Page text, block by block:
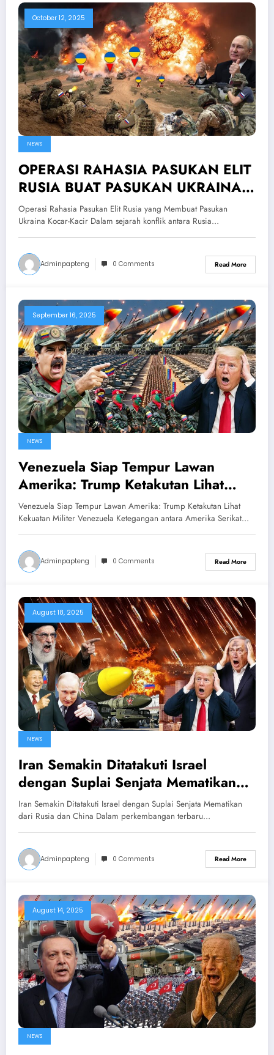
October 12, 2025
NEWS
OPERASI RAHASIA PASUKAN ELIT
RUSIA BUAT PASUKAN UKRAINA
KOCAR-KACIR! Kemampuan FSB
Rusia Mematikan
Operasi Rahasia Pasukan Elit Rusia yang Membuat Pasukan
Ukraina Kocar-Kacir Dalam sejarah konflik antara Rusia…
Adminpapteng 0 Comments Read More
September 16, 2025
NEWS
Venezuela Siap Tempur Lawan
Amerika: Trump Ketakutan Lihat
Kekuatan Militer Venezuela
Venezuela Siap Tempur Lawan Amerika: Trump Ketakutan Lihat
Kekuatan Militer Venezuela Ketegangan antara Amerika Serikat…
Adminpapteng 0 Comments Read More
August 18, 2025
NEWS
Iran Semakin Ditatakuti Israel
dengan Suplai Senjata Mematikan
dari Rusia dan China
Iran Semakin Ditatakuti Israel dengan Suplai Senjata Mematikan
dari Rusia dan China Dalam perkembangan terbaru…
Adminpapteng 0 Comments Read More
August 14, 2025
NEWS